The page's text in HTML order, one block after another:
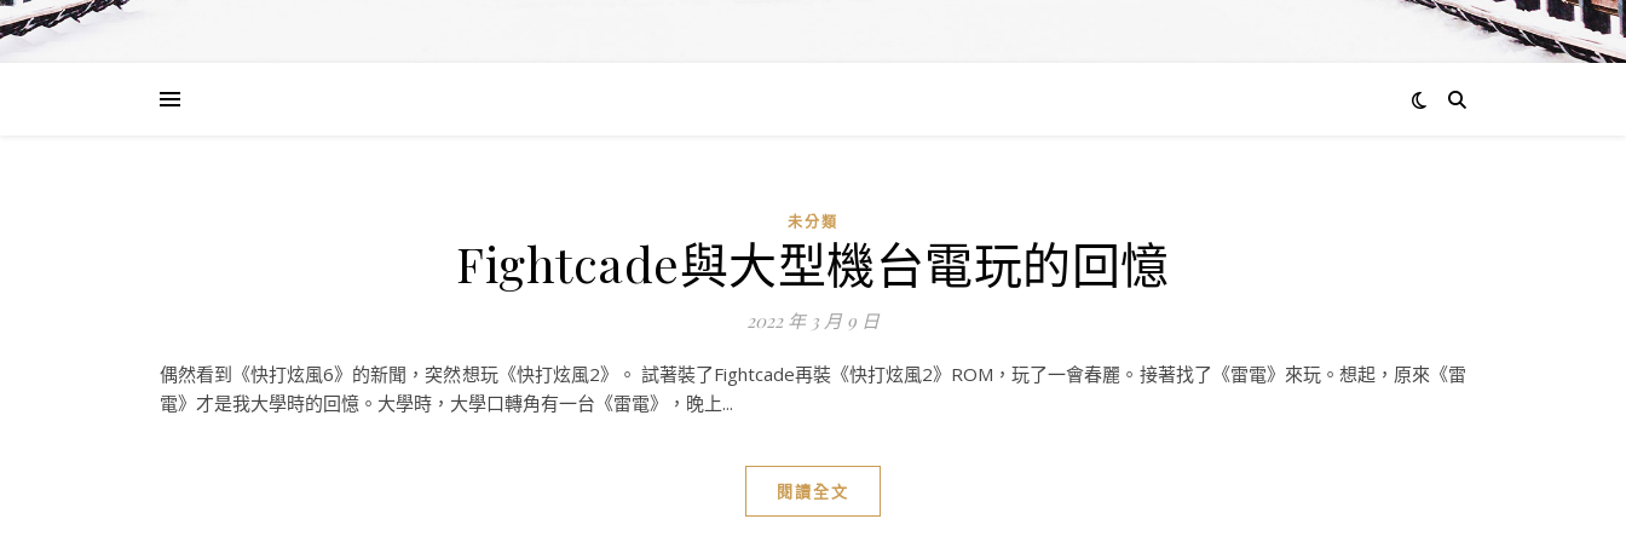
未分類
Fightcade與大型機台電玩的回憶
2022 年 3 月 9 日
偶然看到《快打炫風6》的新聞，突然想玩《快打炫風2》。 試著裝了Fightcade再裝《快打炫風2》ROM，玩了一會春麗。接著找了《雷電》來玩。想起，原來《雷
電》才是我大學時的回憶。大學時，大學口轉角有一台《雷電》，晚上...
閱讀全文